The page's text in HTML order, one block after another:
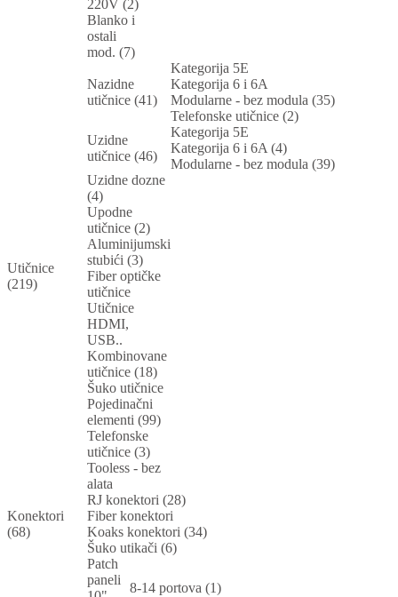
220V (2)
Blanko i
ostali
mod. (7)
Utičnice
(219)
Nazidne
utičnice (41)
Kategorija 5E
Kategorija 6 i 6A
Modularne - bez modula (35)
Telefonske utičnice (2)
Uzidne
utičnice (46)
Kategorija 5E
Kategorija 6 i 6A (4)
Modularne - bez modula (39)
Uzidne dozne
(4)
Upodne
utičnice (2)
Aluminijumski
stubići (3)
Fiber optičke
utičnice
Utičnice
HDMI,
USB..
Kombinovane
utičnice (18)
Šuko utičnice
Pojedinačni
elementi (99)
Telefonske
utičnice (3)
Tooless - bez
alata
Konektori
(68)
RJ konektori (28)
Fiber konektori
Koaks konektori (34)
Šuko utikači (6)
Patch
paneli
8-14 portova (1)